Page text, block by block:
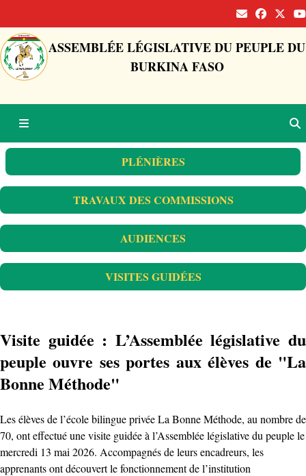
ASSEMBLÉE LÉGISLATIVE DU PEUPLE DU
BURKINA FASO
PLÉNIÈRES
TRAVAUX DES COMMISSIONS
AUDIENCES
VISITES GUIDÉES
Visite guidée : L’Assemblée législative du
peuple ouvre ses portes aux élèves de "La
Bonne Méthode"
Les élèves de l’école bilingue privée La Bonne Méthode, au nombre de
70, ont effectué une visite guidée à l’Assemblée législative du peuple le
mercredi 13 mai 2026. Accompagnés de leurs encadreurs, les
apprenants ont découvert le fonctionnement de l’institution